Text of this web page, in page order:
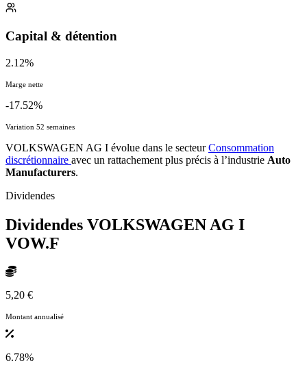
Capital & détention
2.12%
Marge nette
-17.52%
Variation 52 semaines
VOLKSWAGEN AG I évolue dans le secteurConsommation
discrétionnaire avec un rattachement plus précis à l’industrie Auto
Manufacturers.
Dividendes
Dividendes VOLKSWAGEN AG I
VOW.F
5,20 €
Montant annualisé
6.78%